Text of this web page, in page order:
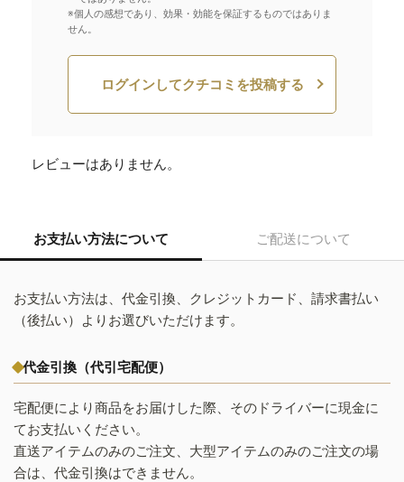
※個人の感想であり、効果・効能を保証するものではありま
せん。
ログインしてクチコミを投稿する
レビューはありません。
お支払い方法について ご配送について
お支払い方法は、代金引換、クレジットカード、請求書払い
（後払い）よりお選びいただけます。
代金引換（代引宅配便）
宅配便により商品をお届けした際、そのドライバーに現金に
てお支払いください。
直送アイテムのみのご注文、大型アイテムのみのご注文の場
合は、代金引換はできません。